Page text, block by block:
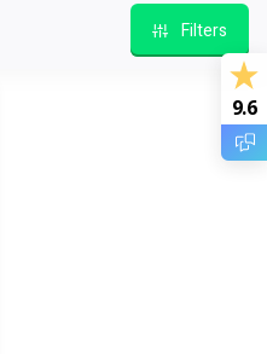
Filters
9.6